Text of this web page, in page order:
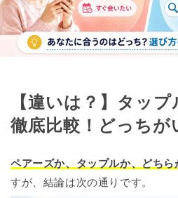
【違いは？】タッ
徹底比較！どっちが
ペアーズか、タップルか、どちら
すが、結論は次の通りです。